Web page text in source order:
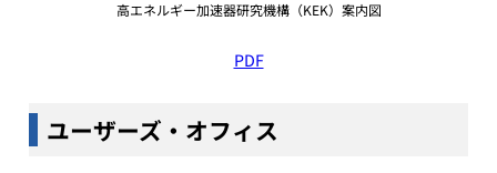
高エネルギー加速器研究機構（KEK）案内図
PDF
ユーザーズ・オフィス